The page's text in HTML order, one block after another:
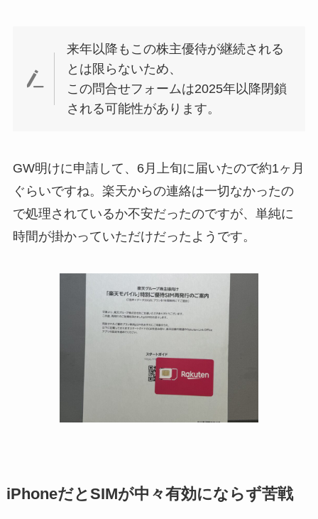
来年以降もこの株主優待が継続される
とは限らないため、
この問合せフォームは2025年以降閉鎖
される可能性があります。
GW明けに申請して、6月上旬に届いたので約1ヶ月
ぐらいですね。楽天からの連絡は一切なかったの
で処理されているか不安だったのですが、単純に
時間が掛かっていただけだったようです。
iPhoneだとSIMが中々有効にならず苦戦